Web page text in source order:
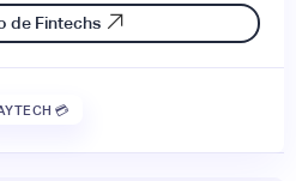
de Fintechs
💳